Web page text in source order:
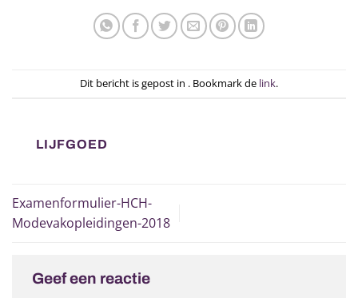
Dit bericht is gepost in . Bookmark de link.
LIJFGOED
Examenformulier-HCH-
Modevakopleidingen-2018
Geef een reactie